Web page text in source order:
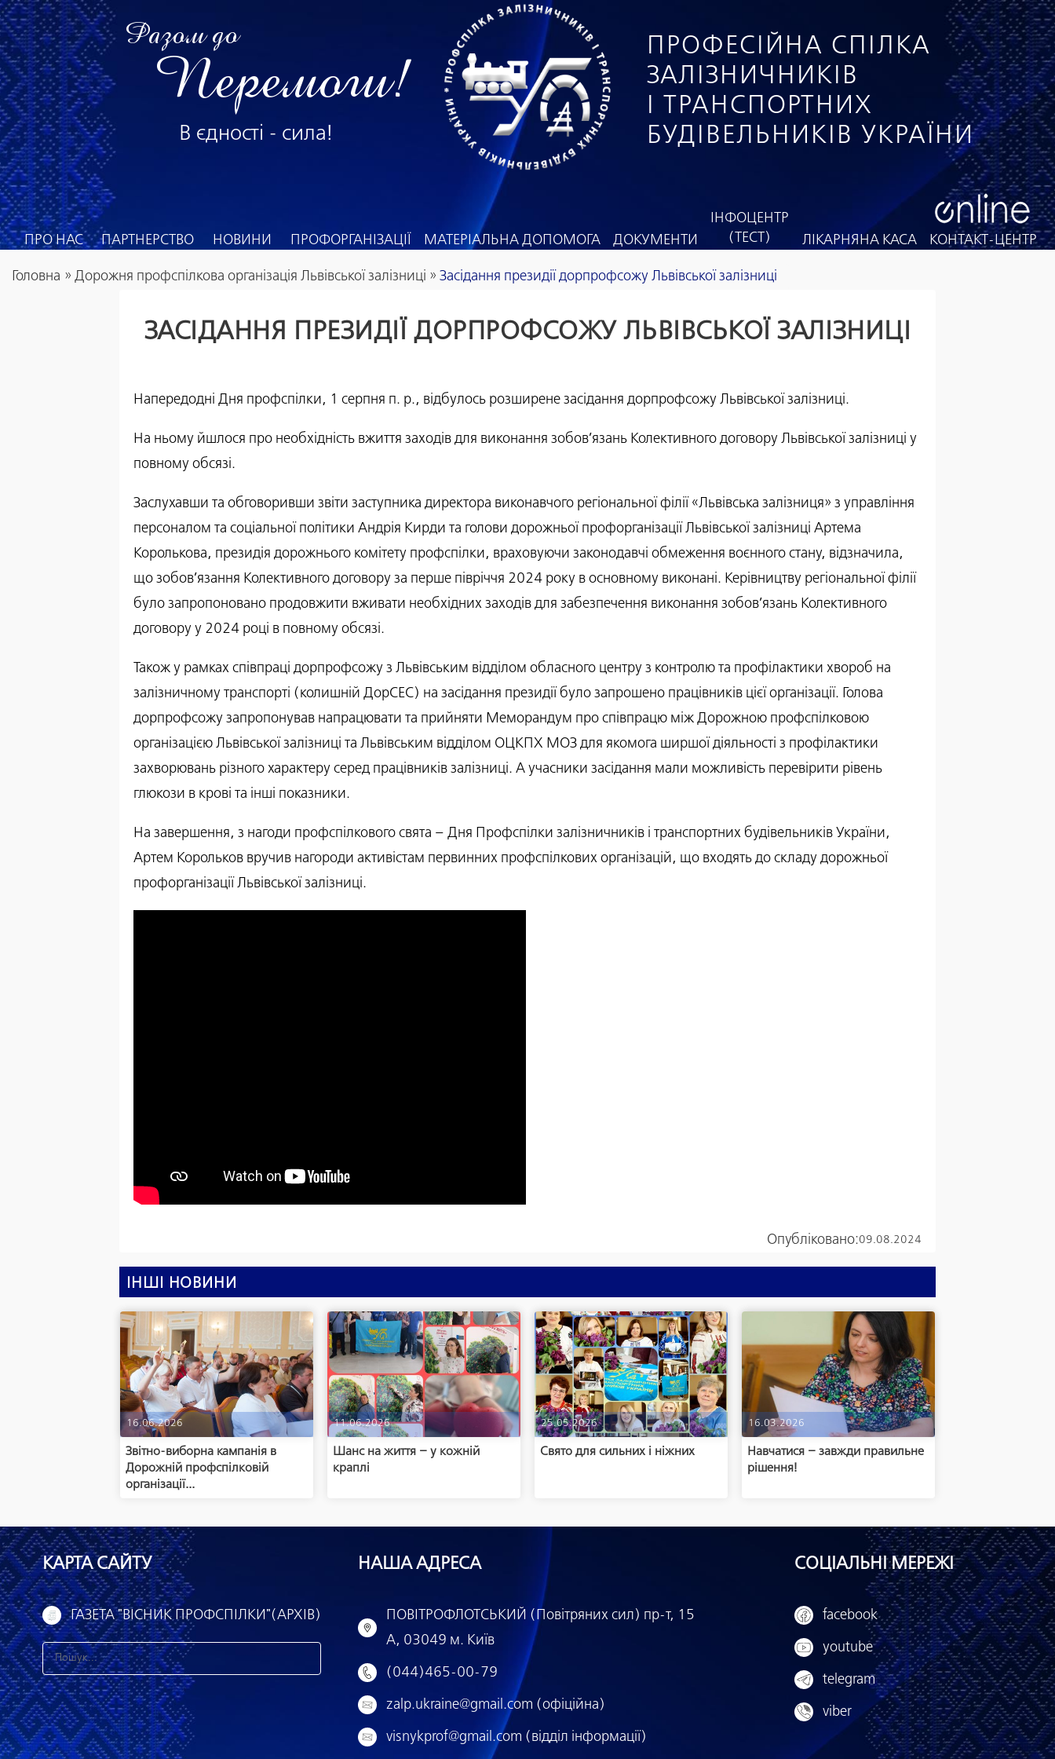
Разом до
Перемоги!
В єдності - сила!
ПРОФЕСІЙНА СПІЛКА
ЗАЛІЗНИЧНИКІВ
І ТРАНСПОРТНИХ
БУДІВЕЛЬНИКІВ УКРАЇНИ
ПРО НАС ПАРТНЕРСТВО НОВИНИ ПРОФОРГАНІЗАЦІЇ МАТЕРІАЛЬНА ДОПОМОГА ДОКУМЕНТИ
ІНФОЦЕНТР
(ТЕСТ)
ЛІКАРНЯНА КАСА КОНТАКТ-ЦЕНТР
Головна » Дорожня профспілкова організація Львівської залізниці » Засідання президії дорпрофсожу Львівської залізниці
ЗАСІДАННЯ ПРЕЗИДІЇ ДОРПРОФСОЖУ ЛЬВІВСЬКОЇ ЗАЛІЗНИЦІ
Напередодні Дня профспілки, 1 серпня п. р., відбулось розширене засідання дорпрофсожу Львівської залізниці.
На ньому йшлося про необхідність вжиття заходів для виконання зобов’язань Колективного договору Львівської залізниці у
повному обсязі.
Заслухавши та обговоривши звіти заступника директора виконавчого регіональної філії «Львівська залізниця» з управління
персоналом та соціальної політики Андрія Кирди та голови дорожньої профорганізації Львівської залізниці Артема
Королькова, президія дорожнього комітету профспілки, враховуючи законодавчі обмеження воєнного стану, відзначила,
що зобов’язання Колективного договору за перше півріччя 2024 року в основному виконані. Керівництву регіональної філії
було запропоновано продовжити вживати необхідних заходів для забезпечення виконання зобов’язань Колективного
договору у 2024 році в повному обсязі.
Також у рамках співпраці дорпрофсожу з Львівським відділом обласного центру з контролю та профілактики хвороб на
залізничному транспорті (колишній ДорСЕС) на засідання президії було запрошено працівників цієї організації. Голова
дорпрофсожу запропонував напрацювати та прийняти Меморандум про співпрацю між Дорожною профспілковою
організацією Львівської залізниці та Львівським відділом ОЦКПХ МОЗ для якомога ширшої діяльності з профілактики
захворювань різного характеру серед працівників залізниці. А учасники засідання мали можливість перевірити рівень
глюкози в крові та інші показники.
На завершення, з нагоди профспілкового свята – Дня Профспілки залізничників і транспортних будівельників України,
Артем Корольков вручив нагороди активістам первинних профспілкових організацій, що входять до складу дорожньої
профорганізації Львівської залізниці.
Опубліковано:09.08.2024
ІНШІ НОВИНИ
16.06.2026
Звітно-виборна кампанія в
Дорожній профспілковій
організації...
11.06.2026
Шанс на життя – у кожній
краплі
25.05.2026
Свято для сильних і ніжних
16.03.2026
Навчатися – завжди правильне
рішення!
КАРТА САЙТУ
ГАЗЕТА "ВІСНИК ПРОФСПІЛКИ"(АРХІВ)
З
н
а
й
т
НАША АДРЕСА
ПОВІТРОФЛОТСЬКИЙ (Повітряних сил) пр-т, 15
А, 03049 м. Київ
(044)465-00-79
zalp.ukraine@gmail.com (офіційна)
visnykprof@gmail.com (відділ інформації)
СОЦІАЛЬНІ МЕРЕЖІ
facebook
youtube
telegram
viber